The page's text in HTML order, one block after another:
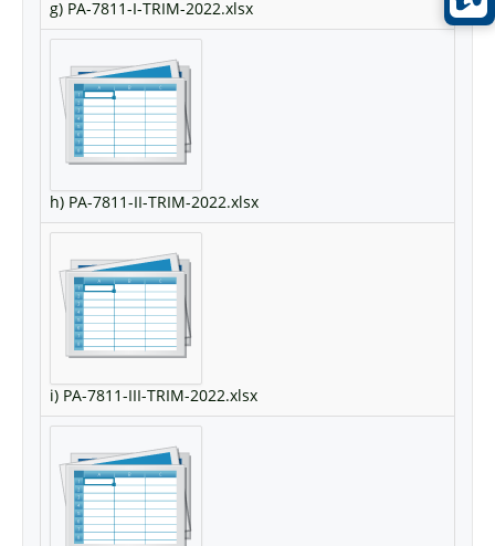
g) PA-7811-I-TRIM-2022.xlsx
h) PA-7811-II-TRIM-2022.xlsx
i) PA-7811-III-TRIM-2022.xlsx